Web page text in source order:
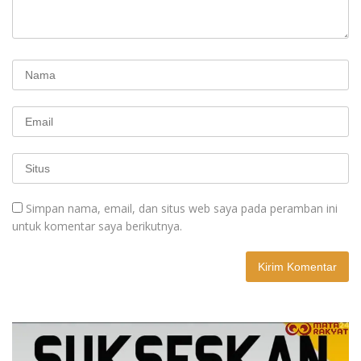
Simpan nama, email, dan situs web saya pada peramban ini
untuk komentar saya berikutnya.